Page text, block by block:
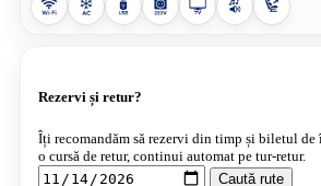
Rezervi și retur?
Îți recomandăm să rezervi din timp și biletul de
o cursă de retur, continui automat pe tur-retur.
Caută rute